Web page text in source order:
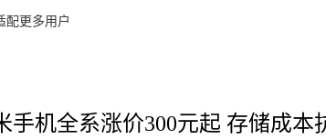
配更多用户
手机全系涨价300元起 存储成本